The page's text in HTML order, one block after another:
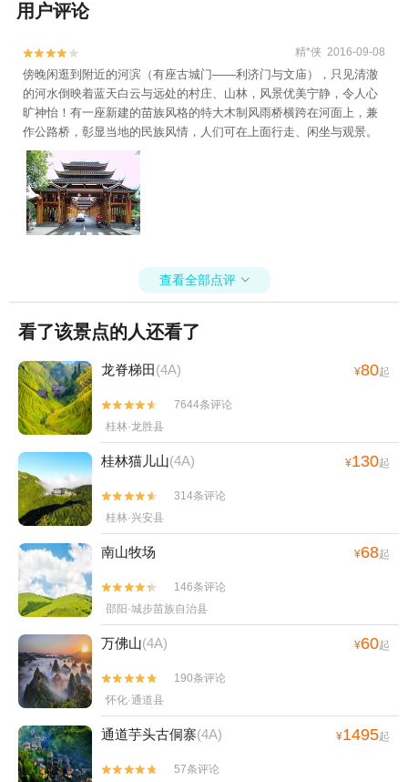
用户评论

 精*侠 2016-09-08
傍晚闲逛到附近的河滨（有座古城门——利济门与文庙），只见清澈
的河水倒映着蓝天白云与远处的村庄、山林，风景优美宁静，令人心
旷神怡！有一座新建的苗族风格的特大木制风雨桥横跨在河面上，兼
作公路桥，彰显当地的民族风情，人们可在上面行走、闲坐与观景。
查看全部点评 
看了该景点的人还看了
龙脊梯田(4A) ¥80起


7644条评论
桂林·龙胜县
桂林猫儿山(4A) ¥130起


314条评论
桂林·兴安县
南山牧场 ¥68起


146条评论
邵阳·城步苗族自治县
万佛山(4A) ¥60起


190条评论
怀化·通道县
通道芋头古侗寨(4A) ¥1495起

 57条评论